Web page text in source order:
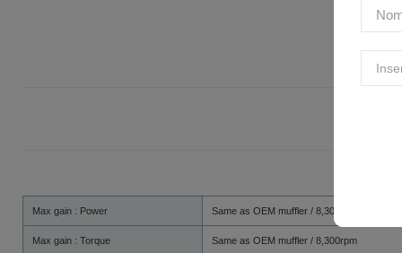
Max gain : Power Same as OEM muffler / 8,300rpm
Max gain : Torque Same as OEM muffler / 8,300rpm